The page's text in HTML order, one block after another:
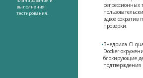
выполнения
тестирования.
регрессионных
вдвое
проверки.
•Внедрила CI
Docker-
блокирующие
подтверждения